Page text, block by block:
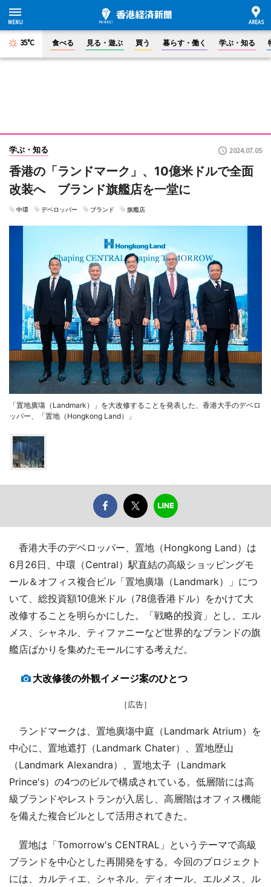
35°C 食べる 見る・遊ぶ 買う 暮らす・働く 学ぶ・知る
学ぶ・知る 2024.07.05
香港の「ランドマーク」、10億米ドルで全面
改装へ ブランド旗艦店を一堂に
中環 デベロッパー ブランド 旗艦店
「置地廣塲（Landmark）」を大改修することを発表した、香港大手のデベロ
ッパー、「置地（Hongkong Land）」
香港大手のデベロッパー、置地（Hongkong Land）は
6月26日、中環（Central）駅直結の高級ショッピングモ
ール＆オフィス複合ビル「置地廣塲（Landmark）」につ
いて、総投資額10億米ドル（78億香港ドル）をかけて大
改修することを明らかにした。「戦略的投資」とし、エル
メス、シャネル、ティファニーなど世界的なブランドの旗
艦店ばかりを集めたモールにする考えだ。
大改修後の外観イメージ案のひとつ
［広告］
ランドマークは、置地廣塲中庭（Landmark Atrium）を
中心に、置地遮打（Landmark Chater）、置地歴山
（Landmark Alexandra）、置地太子（Landmark
Prince's）の4つのビルで構成されている。低層階には高
級ブランドやレストランが入居し、高層階はオフィス機能
を備えた複合ビルとして活用されてきた。
置地は「Tomorrow's CENTRAL」というテーマで高級
ブランドを中心とした再開発をする。今回のプロジェクト
には、カルティエ、シャネル、ディオール、エルメス、ル